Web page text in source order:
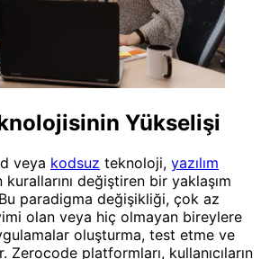
Yükselişi
veya kodsuz teknoloji, yazılım
kurallarını değiştiren bir yaklaşım
paradigma değişikliği, çok az
olan veya hiç olmayan bireylere
oluşturma, test etme ve
Zerocode platformları, kullanıcıların